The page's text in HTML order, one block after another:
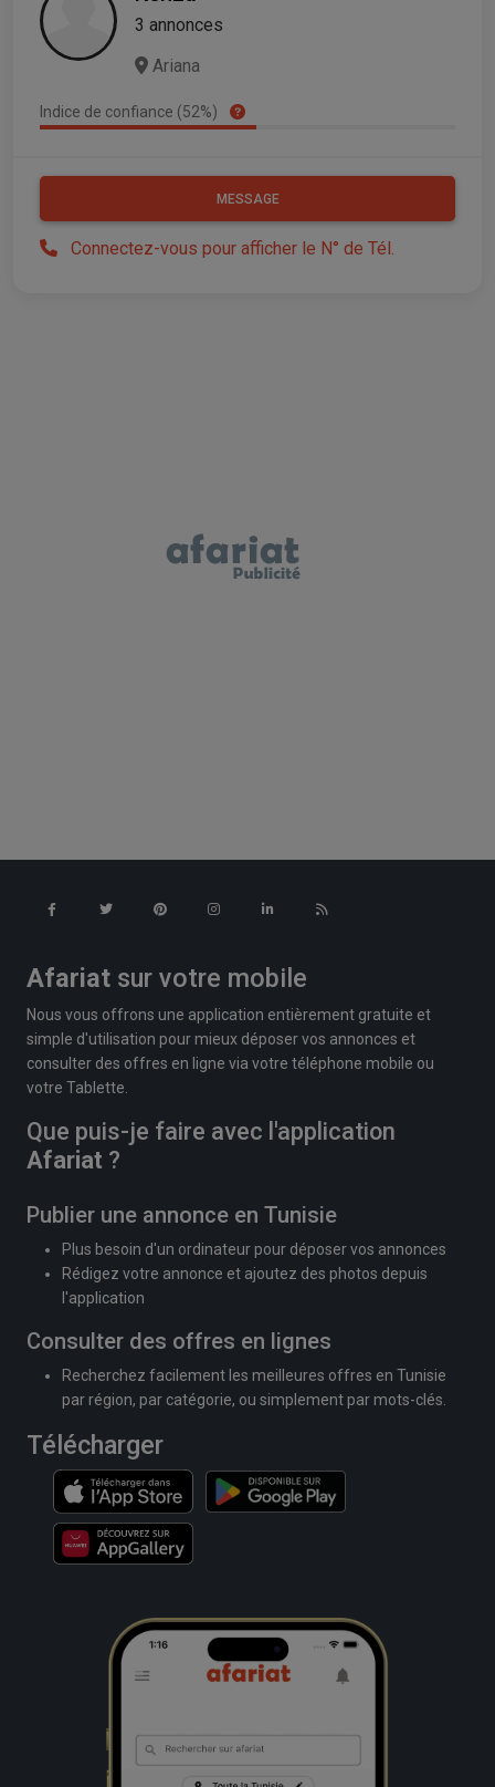
3 annonces
Ariana
Indice de confiance (52%)
MESSAGE
Connectez-vous pour afficher le N° de Tél.
Afariat sur votre mobile
Nous vous offrons une application entièrement gratuite et
simple d'utilisation pour mieux déposer vos annonces et
consulter des offres en ligne via votre téléphone mobile ou
votre Tablette.
Que puis-je faire avec l'application
Afariat ?
Publier une annonce en Tunisie
Plus besoin d'un ordinateur pour déposer vos annonces
Rédigez votre annonce et ajoutez des photos depuis
l'application
Consulter des offres en lignes
Recherchez facilement les meilleures offres en Tunisie
par région, par catégorie, ou simplement par mots-clés.
Télécharger